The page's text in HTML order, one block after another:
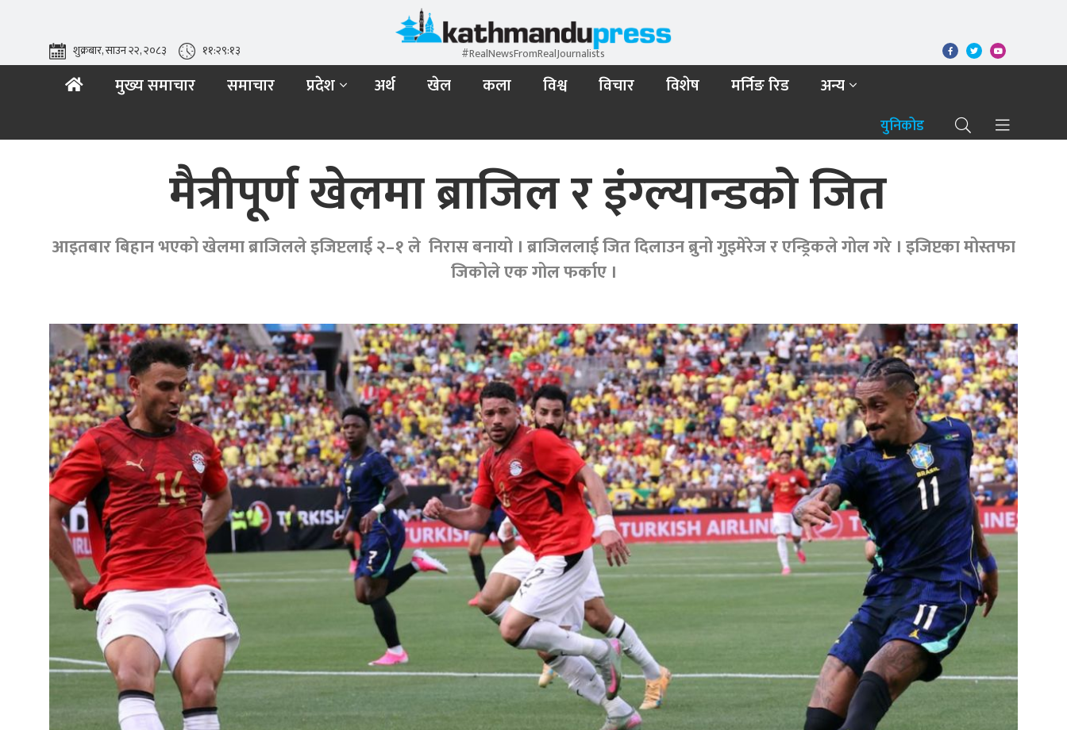
#RealNewsFromRealJournalists
शुक्रबार, साउन २२, २०८३ ११:२९:१४
मुख्य समाचार समाचार प्रदेश अर्थ खेल कला विश्व विचार विशेष मर्निङ रिड अन्य
युनिकोड
मैत्रीपूर्ण खेलमा ब्राजिल र इंग्ल्यान्डको जित
आइतबार बिहान भएको खेलमा ब्राजिलले इजिप्टलाई २–१ ले निरास बनायो । ब्राजिललाई जित दिलाउन ब्रुनो गुइमेरेज र एन्ड्रिकले गोल गरे । इजिप्टका मोस्तफा
जिकोले एक गोल फर्काए ।